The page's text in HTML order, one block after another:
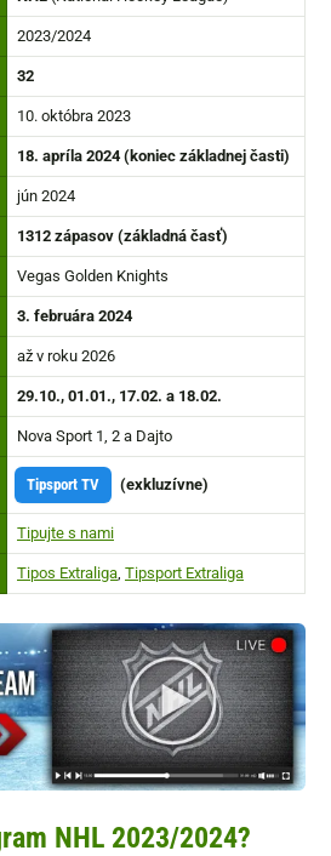
2023/2024
32
10. októbra 2023
18. apríla 2024 (koniec základnej časti)
jún 2024
1312 zápasov (základná časť)
Vegas Golden Knights
3. februára 2024
až v roku 2026
29.10., 01.01., 17.02. a 18.02.
Nova Sport 1, 2 a Dajto
Tipsport TV (exkluzívne)
Tipujte s nami
Tipos Extraliga, Tipsport Extraliga
NHL 2023/2024?